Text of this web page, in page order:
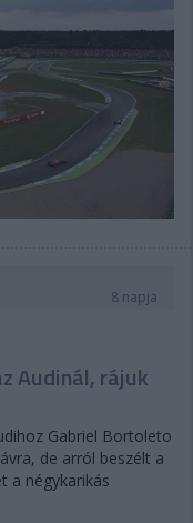
8 napja
Audinál, rájuk
Gabriel Bortoleto
de arról beszélt a
a négykarikás